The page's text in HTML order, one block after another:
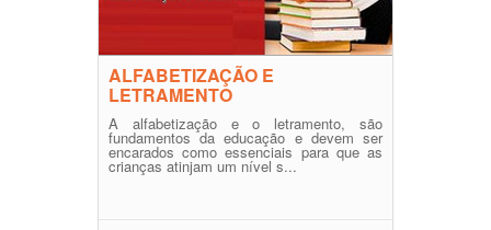
ALFABETIZAÇÃO E
LETRAMENTO
A alfabetização e o letramento, são
fundamentos da educação e devem ser
encarados como essenciais para que as
crianças atinjam um nível s...